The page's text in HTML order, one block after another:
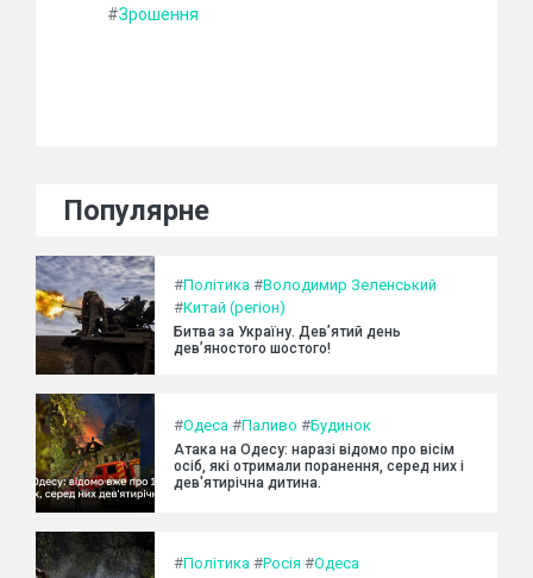
#Зрошення
Популярне
#Політика #Володимир Зеленський
#Китай (регіон)
Битва за Україну. Дев’ятий день
дев’яностого шостого!
#Одеса #Паливо #Будинок
Атака на Одесу: наразі відомо про вісім
осіб, які отримали поранення, серед них і
дев'ятирічна дитина.
#Політика #Росія #Одеса